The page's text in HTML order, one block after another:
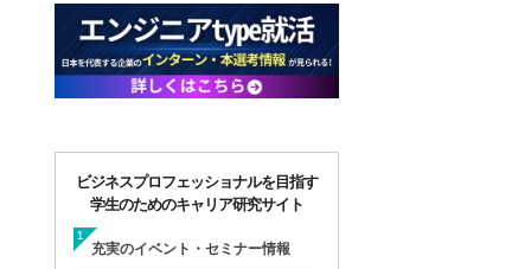
ビジネスプロフェッショナルを目指す
学生のためのキャリア研究サイト
充実のイベント・セミナー情報